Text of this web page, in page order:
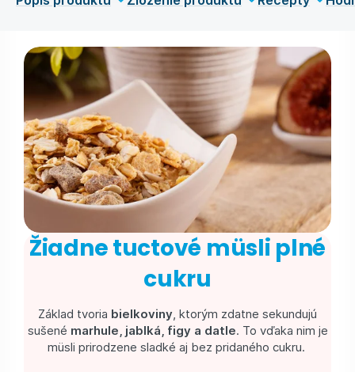
Žiadne tuctové müsli plné
cukru
Základ tvoria bielkoviny, ktorým zdatne sekundujú
sušené marhule, jablká, figy a datle. To vďaka nim je
müsli prirodzene sladké aj bez pridaného cukru.